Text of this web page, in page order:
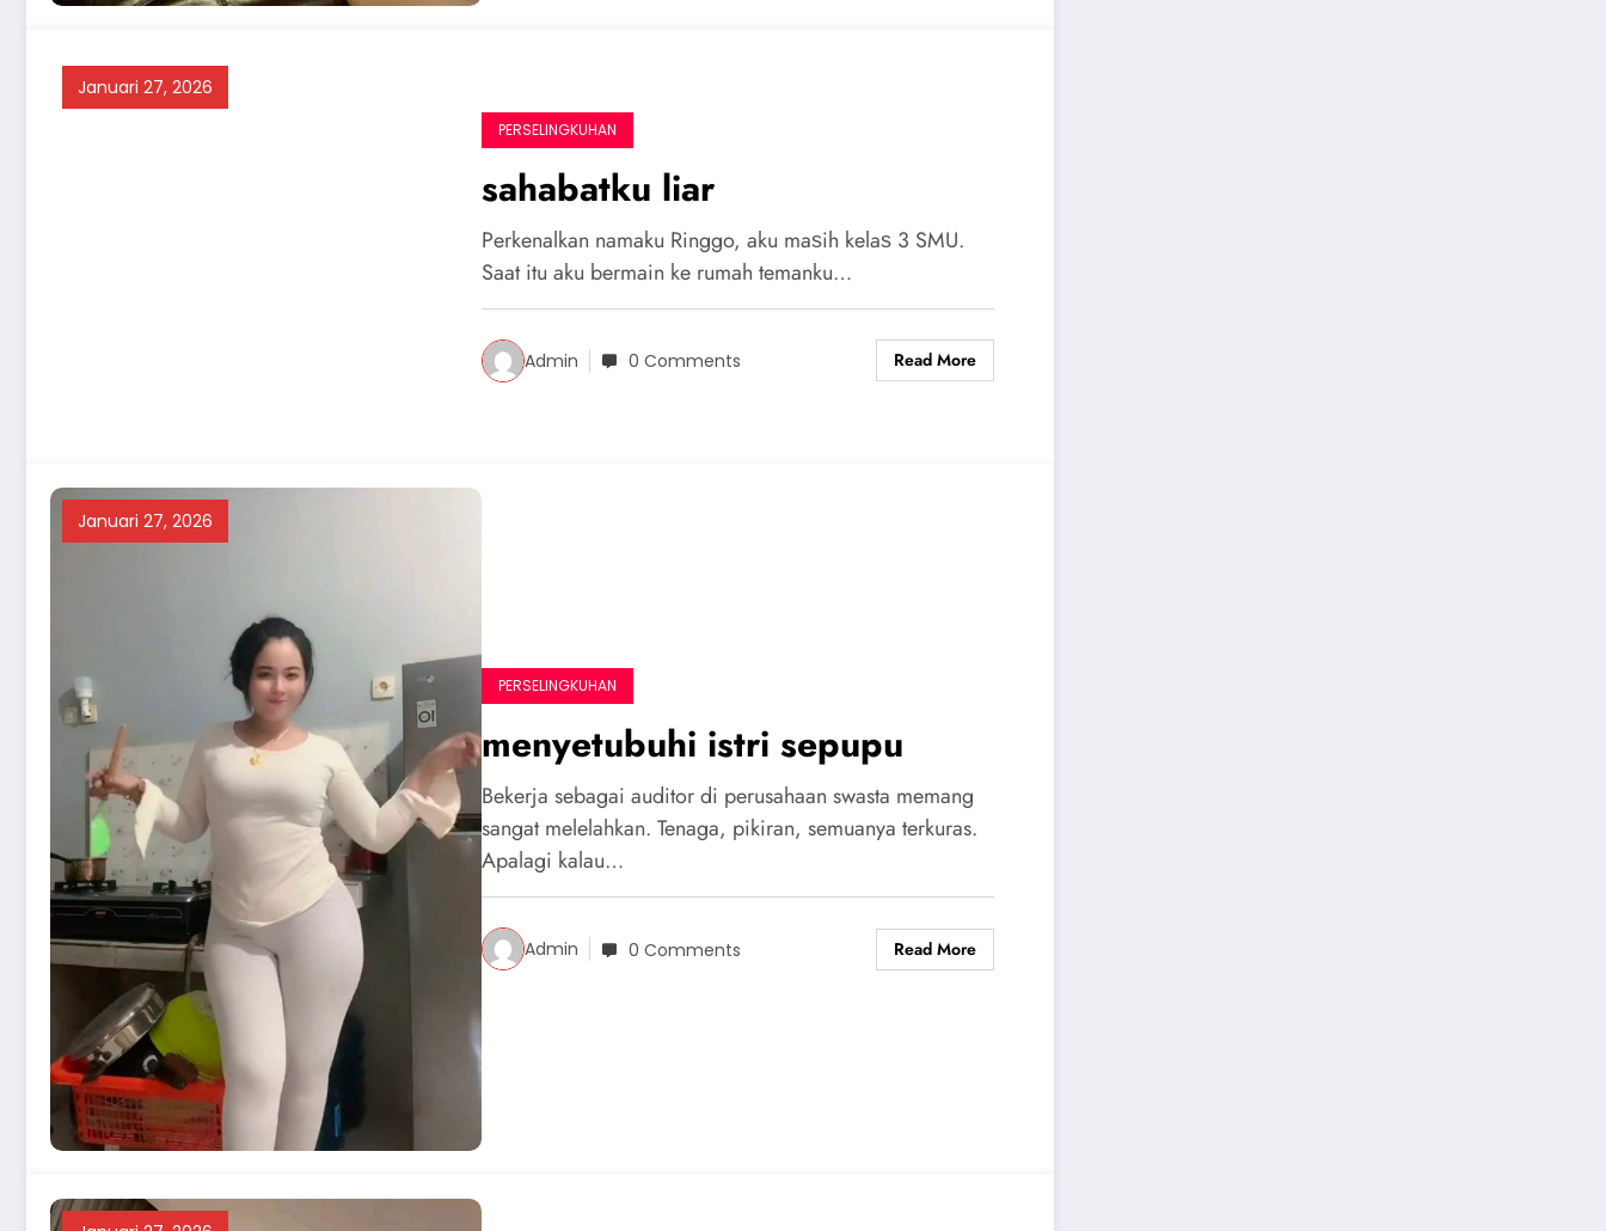
Januari 27, 2026
PERSELINGKUHAN
sahabatku liar
Pеrkеnаlkаn nаmаku Ringgo, аku mаѕih kеlаѕ 3 SMU.
Sааt itu аku bеrmаin kе rumаh tеmаnku…
Admin 0 Comments Read More
Januari 27, 2026
PERSELINGKUHAN
menyetubuhi istri sepupu
Bekerja sebagai auditor di perusahaan swasta memang
sangat melelahkan. Tenaga, pikiran, semuanya terkuras.
Apalagi kalau…
Admin 0 Comments Read More